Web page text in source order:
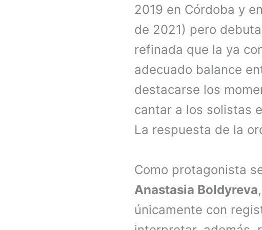
2019 en Córdoba y
de 2021) pero
refinada que la ya
adecuado balance
destacarse los
cantar a los solistas
La respuesta de la
Como protagonista
Anastasia Boldyreva
únicamente con